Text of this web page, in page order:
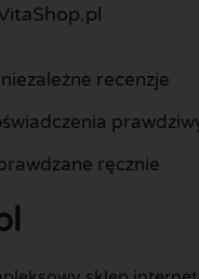
recenzje
ręcznie